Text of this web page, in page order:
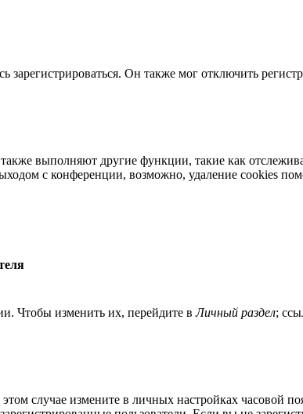
зарегистрироваться. Он также мог отключить
выполняют другие функции, такие как
с конференции, возможно, удаление cookies
Чтобы изменить их, перейдите вЛичный раздел;
случае измените в личных настройках часовой